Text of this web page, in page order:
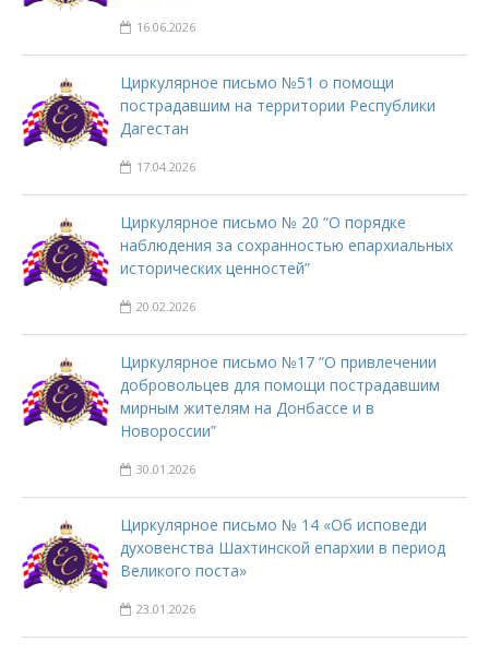
16.06.2026
Циркулярное письмо №51 о помощи
пострадавшим на территории Республики
Дагестан
17.04.2026
Циркулярное письмо № 20 “О порядке
наблюдения за сохранностью епархиальных
исторических ценностей”
20.02.2026
Циркулярное письмо №17 “О привлечении
добровольцев для помощи пострадавшим
мирным жителям на Донбассе и в
Новороссии”
30.01.2026
Циркулярное письмо № 14 «Об исповеди
духовенства Шахтинской епархии в период
Великого поста»
23.01.2026